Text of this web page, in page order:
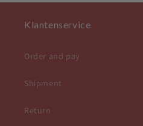
Klantenservice
Order and pay
Shipment
Return